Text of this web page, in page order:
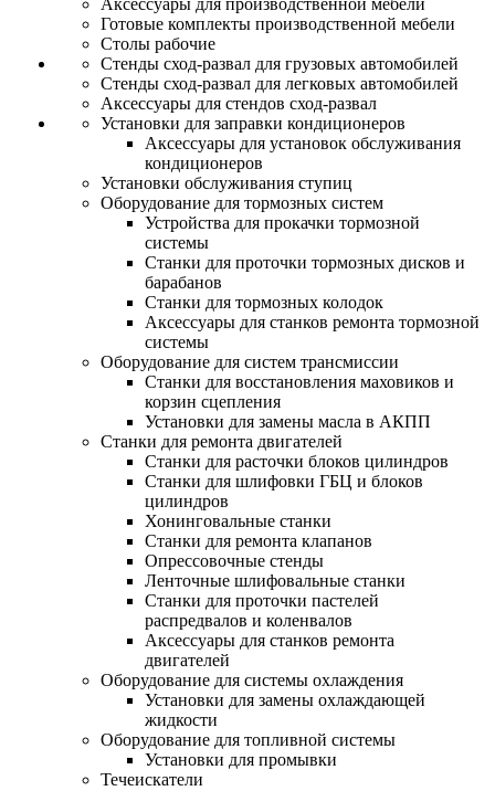
Аксессуары для производственной мебели
Готовые комплекты производственной мебели
Столы рабочие
Стенды сход-развал для грузовых автомобилей
Стенды сход-развал для легковых автомобилей
Аксессуары для стендов сход-развал
Установки для заправки кондиционеров
Аксессуары для установок обслуживания
кондиционеров
Установки обслуживания ступиц
Оборудование для тормозных систем
Устройства для прокачки тормозной
системы
Станки для проточки тормозных дисков и
барабанов
Станки для тормозных колодок
Аксессуары для станков ремонта тормозной
системы
Оборудование для систем трансмиссии
Станки для восстановления маховиков и
корзин сцепления
Установки для замены масла в АКПП
Станки для ремонта двигателей
Станки для расточки блоков цилиндров
Станки для шлифовки ГБЦ и блоков
цилиндров
Хонинговальные станки
Станки для ремонта клапанов
Опрессовочные стенды
Ленточные шлифовальные станки
Станки для проточки пастелей
распредвалов и коленвалов
Аксессуары для станков ремонта
двигателей
Оборудование для системы охлаждения
Установки для замены охлаждающей
жидкости
Оборудование для топливной системы
Установки для промывки
Течеискатели